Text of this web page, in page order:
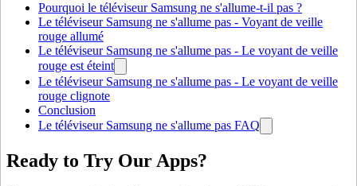
Pourquoi le téléviseur Samsung ne s'allume-t-il pas ?
Le téléviseur Samsung ne s'allume pas - Voyant de veille
rouge allumé
Le téléviseur Samsung ne s'allume pas - Le voyant de veille
rouge est éteint
Le téléviseur Samsung ne s'allume pas - Le voyant de veille
rouge clignote
Conclusion
Le téléviseur Samsung ne s'allume pas FAQ
Ready to Try Our Apps?